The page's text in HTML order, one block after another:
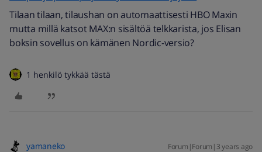
Tilaan tilaan, tilaushan on automaattisesti HBO Maxin
mutta millä katsot MAX:n sisältöä telkkarista, jos Elisan
boksin sovellus on kämänen Nordic-versio?
1 henkilö tykkää tästä
yamaneko Forum|Forum|3 years ago